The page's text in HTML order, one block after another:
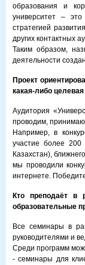
образования и
университет – это
стратегией
других контактных
Таким образом,
деятельности
Проект
какая-либо
Аудитория
проводим,
Например, в
участие более
Казахстан),
мы проводили
интернете.
Кто преподаёт в
образовательные
Все семинары в
руководителями и
Среди программ
- семинары для